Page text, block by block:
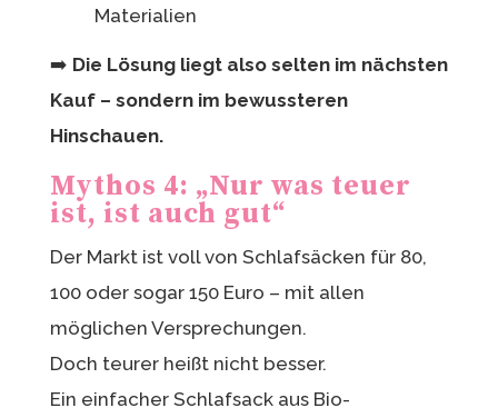
Materialien
➡️ Die Lösung liegt also selten im nächsten
Kauf – sondern im bewussteren
Hinschauen.
Mythos 4: „Nur was teuer
ist, ist auch gut“
Der Markt ist voll von Schlafsäcken für 80,
100 oder sogar 150 Euro – mit allen
möglichen Versprechungen.
Doch teurer heißt nicht besser.
Ein einfacher Schlafsack aus Bio-